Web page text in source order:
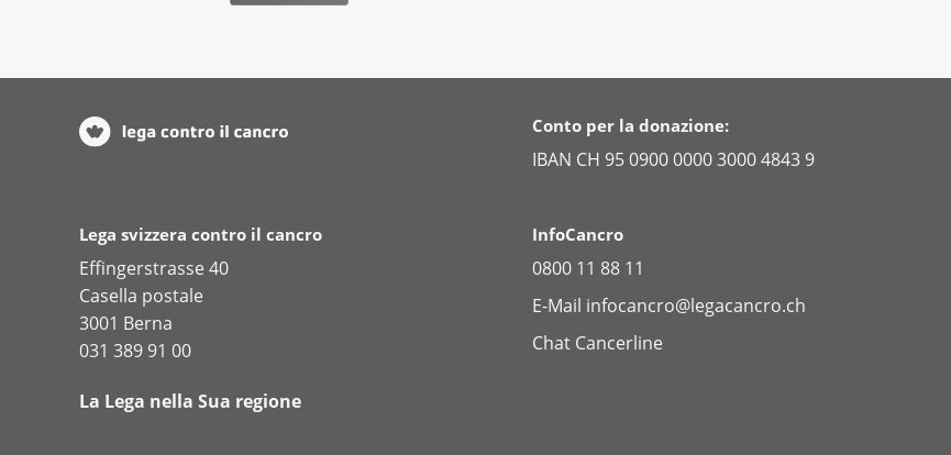
Conto per la donazione:
IBAN CH 95 0900 0000 3000 4843 9
Lega svizzera contro il cancro
Effingerstrasse 40
Casella postale
3001 Berna
031 389 91 00
La Lega nella Sua regione
InfoCancro
0800 11 88 11
E-Mail infocancro@legacancro.ch
Chat Cancerline